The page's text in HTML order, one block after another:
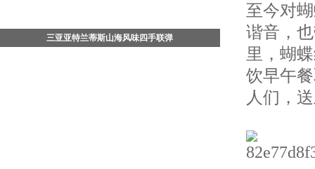
三亚亚特兰蒂斯山海风味四手联弹
至今对
谐音，
里，蝴
饮早午
人们，